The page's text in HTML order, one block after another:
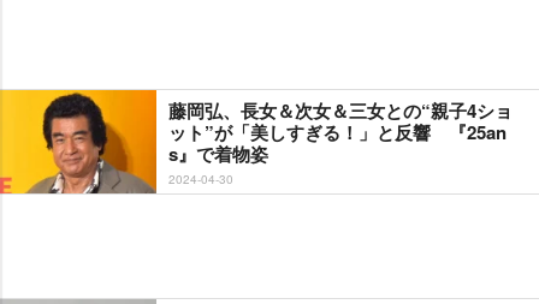
藤岡弘、長女＆次女＆三女との“親子4ショ
ット”が「美しすぎる！」と反響 『25an
s』で着物姿
2024-04-30